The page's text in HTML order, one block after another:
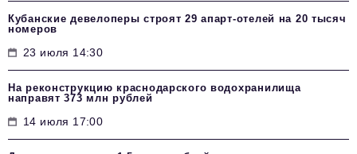
Кубанские девелоперы строят 29 апарт-отелей на 20 тысяч
номеров
23 июля 14:30
На реконструкцию краснодарского водохранилища
направят 373 млн рублей
14 июля 17:00